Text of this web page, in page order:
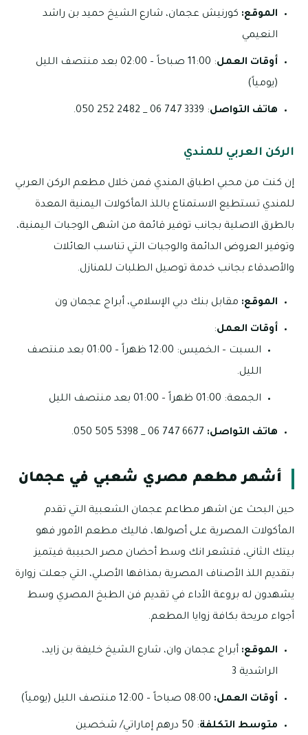
الموقع: كورنيش عجمان، شارع الشيخ حميد بن راشد
النعيمي
أوقات العمل
: 11:00 صباحاً – 02:00 بعد منتصف الليل
(يومياً)
هاتف التواصل: 3339 747 06 _ 2482 252 050.
الركن العربي للمندي
إن كنت من محبي اطباق المندي فمن خلال مطعم الركن العربي
للمندي تستطيع الاستمتاع باللذ المأكولات اليمنية المعدة
بالطرق الاصلية بجانب توفير قائمة من اشهى الوجبات اليمنية،
وتوفير العروض الدائمة والوجبات التي تناسب العائلات
والأصدقاء بجانب خدمة توصيل الطلبات للمنازل.
الموقع: مقابل بنك دبي الإسلامي، أبراج عجمان ون
أوقات العمل:
السبت – الخميس: 12:00 ظهراً – 01:00 بعد منتصف
الليل.
الجمعة: 01:00 ظهراً – 01:00 بعد منتصف الليل
هاتف التواصل:
أشهر مطعم مصري شعبي في عجمان
حين البحث عن اشهر مطاعم عجمان الشعبية التي تقدم
المأكولات المصرية على أصولها، فاليك مطعم الأمور فهو
بيتك الثاني، فتشعر انك وسط أحضان مصر الحبيبة فيتميز
بتقديم اللذ الأصناف المصرية بمذاقها الأصلي، التي جعلت زوارة
يشهدون له بروعة الأداء في تقديم فن الطبخ المصري وسط
أجواء مريحة بكافة زوايا المطعم.
الموقع: أبراج عجمان وان، شارع الشيخ خليفة بن زايد،
الراشدية 3
أوقات العمل:
متوسط التكلفة: 50 درهم إماراتي/ شخصين